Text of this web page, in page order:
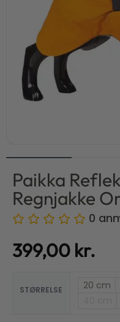
Paikka
Regnjakke
0
399,00 kr.
STØRRELSE 20 cm